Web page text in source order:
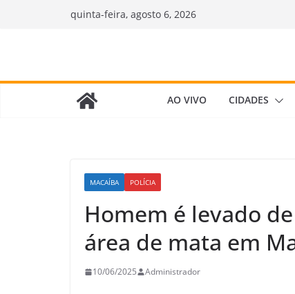
quinta-feira, agosto 6, 2026
AO VIVO CIDADES
MACAÍBA POLÍCIA
Homem é levado
área de mata em
10/06/2025 Administrador